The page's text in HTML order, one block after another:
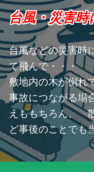
台風・災害
台風などの災害時
て飛んで・・・
敷地内の木が倒れ
事故につながる場
えももちろん、
ど事後のことでも